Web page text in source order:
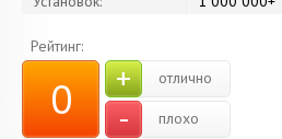
Рейтинг:
0 + отлично
-
плохо